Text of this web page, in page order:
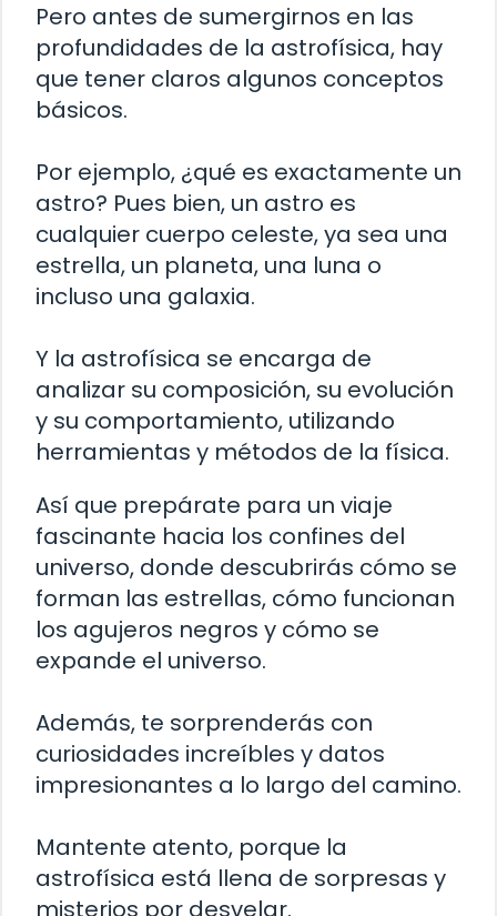
Pero antes de sumergirnos en las
profundidades de la astrofísica, hay
que tener claros algunos conceptos
básicos.
Por ejemplo, ¿qué es exactamente un
astro? Pues bien, un astro es
cualquier cuerpo celeste, ya sea una
estrella, un planeta, una luna o
incluso una galaxia.
Y la astrofísica se encarga de
analizar su composición, su evolución
y su comportamiento, utilizando
herramientas y métodos de la física.
Así que prepárate para un viaje
fascinante hacia los confines del
universo, donde descubrirás cómo se
forman las estrellas, cómo funcionan
los agujeros negros y cómo se
expande el universo.
Además, te sorprenderás con
curiosidades increíbles y datos
impresionantes a lo largo del camino.
Mantente atento, porque la
astrofísica está llena de sorpresas y
misterios por desvelar.